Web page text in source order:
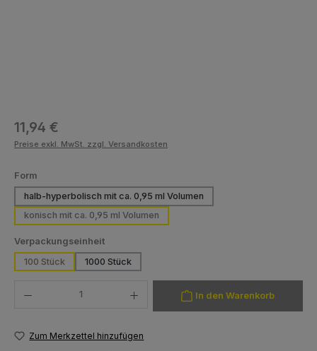
Regulärer Preis:
11,94 €
Preise exkl. MwSt. zzgl. Versandkosten
Form
halb-hyperbolisch mit ca. 0,95 ml Volumen
konisch mit ca. 0,95 ml Volumen
Verpackungseinheitauswählen
100 Stück
1000 Stück
In den Warenkorb
Zum Merkzettel hinzufügen